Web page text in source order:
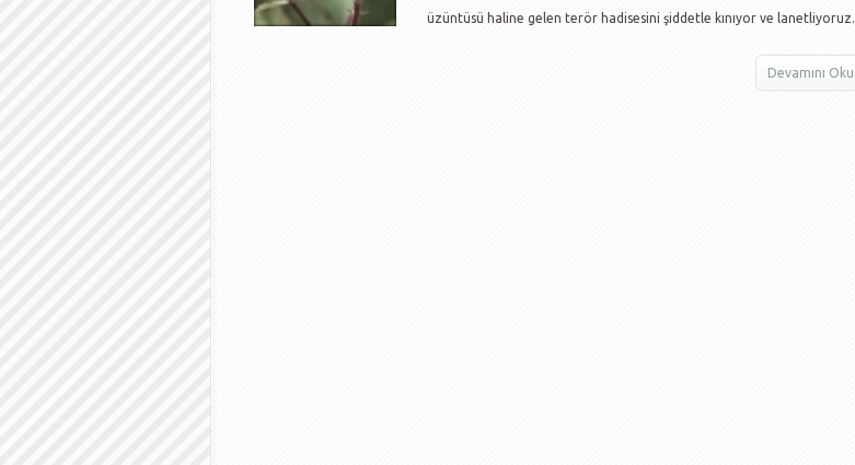
üzüntüsü haline gelen terör hadisesini şiddetle kınıyor ve lanetliyoruz.
Devamını Oku